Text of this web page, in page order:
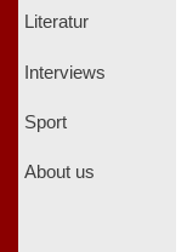
Literatur
Interviews
Sport
About us